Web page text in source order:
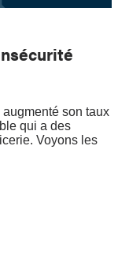
son taux
qui a des
Voyons les